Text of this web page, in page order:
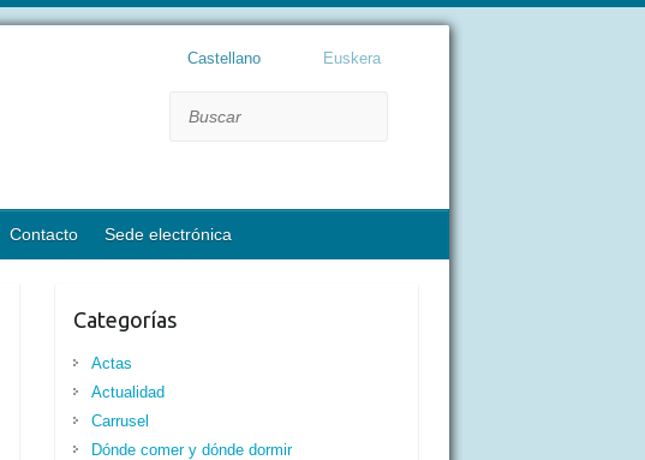
Castellano Euskera
Contacto Sede electrónica
Categorías
Actas
Actualidad
Carrusel
Dónde comer y dónde dormir